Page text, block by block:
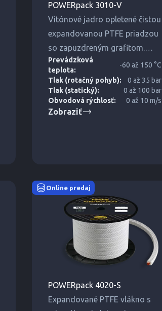
POWERpack 3010-V
Vitónové jadro opletené čistou
expandovanou PTFE priadzou
so zapuzdreným grafitom.
Pružné jadro zachytáva
radiálne napätie v miešadlách.
Prevádzková
teplota:
-60 až 150 °C
Tlak (rotačný pohyb):
0 až 35 bar
Tlak (statický):
0 až 100 bar
Obvodová rýchlosť:
0 až 10 m/s
Zobraziť
Online predaj
POWERpack 4020-S
Expandované PTFE vlákno s